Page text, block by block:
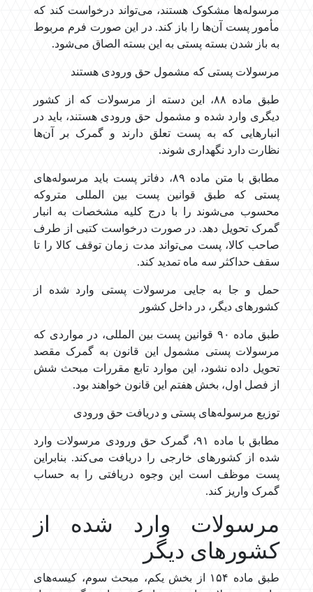
مرسوله‌ها مشکوک هستند، می‌تواند درخواست کند که
مأمور پست آن‌ها را باز کند. در این صورت فرم مربوط
به باز شدن بسته پستی به این بسته الصاق می‌شود.
مرسولات پستی که مشمول حق ورودی هستند
طبق ماده ۸۸، این دسته از مرسولات که از کشور
دیگری وارد شده و مشمول حق ورودی هستند، باید در
انبارهایی که به پست تعلق دارند و گمرک بر آن‌ها
نظارت دارد نگهداری شوند.
مطابق با متن ماده ۸۹، دفاتر پست باید مرسوله‌های
پستی که طبق قوانین پست بین المللی متروکه
محسوب می‌شوند را با درج کلیه مشخصات به انبار
گمرک تحویل دهد. در صورت درخواست کتبی از طرف
صاحب کالا، پست می‌تواند مدت زمان توقف کالا را تا
سقف حداکثر سه ماه تمدید کند.
حمل و جا به جایی مرسولات پستی وارد شده از
کشورهای دیگر، در داخل کشور
طبق ماده ۹۰ قوانین پست بین المللی، در مواردی که
مرسولات پستی مشمول این قانون به گمرک مقصد
تحویل داده نشود، این موارد تابع مقررات مبحث شش
از فصل اول، بخش هفتم این قانون خواهند بود.
توزیع مرسوله‌های پستی و دریافت حق ورودی
مطابق با ماده ۹۱، گمرک حق ورودی مرسولات وارد
شده از کشورهای خارجی را دریافت می‌کند. بنابراین
پست موظف است این وجوه دریافتی را به حساب
گمرک واریز کند.
مرسولات وارد شده از
کشورهای دیگر
طبق ماده ۱۵۴ از بخش یکم، مبحث سوم، کیسه‌های